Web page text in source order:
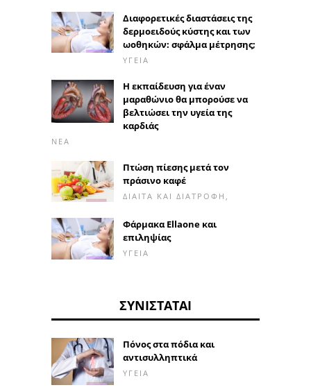
Διαφορετικές διαστάσεις της
δερμοειδούς κύστης και των
ωοθηκών: σφάλμα μέτρησης;
ΥΓΕΊΑ
Η εκπαίδευση για έναν
μαραθώνιο θα μπορούσε να
βελτιώσει την υγεία της
καρδιάς
ΝΈΑ
Πτώση πίεσης μετά τον
πράσινο καφέ
ΔΊΑΙΤΑ ΚΑΙ ΔΙΑΤΡΟΦΉ,
Φάρμακα Ellaone και
επιληψίας
ΥΓΕΊΑ
ΣΥΝΙΣΤΆΤΑΙ
Πόνος στα πόδια και
αντισυλληπτικά
ΥΓΕΊΑ